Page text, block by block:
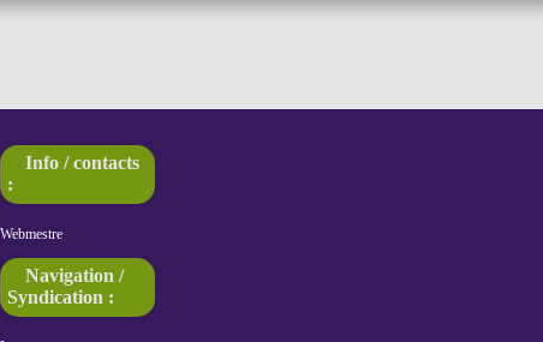
Info / contacts
:
Webmestre
Navigation /
Syndication :